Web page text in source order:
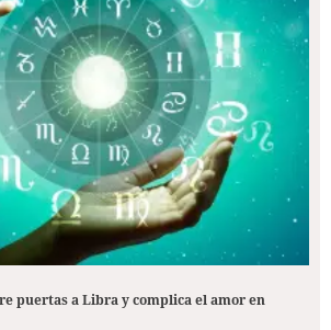
puertas a Libra y complica el amor en